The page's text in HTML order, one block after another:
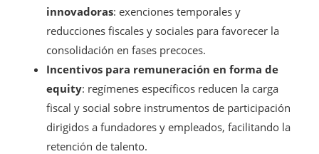
innovadoras: exenciones temporales y
reducciones fiscales y sociales para favorecer la
consolidación en fases precoces.
Incentivos para remuneración en forma de
equity: regímenes específicos reducen la carga
fiscal y social sobre instrumentos de participación
dirigidos a fundadores y empleados, facilitando la
retención de talento.